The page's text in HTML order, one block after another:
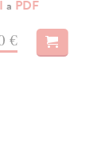
a PDF
€